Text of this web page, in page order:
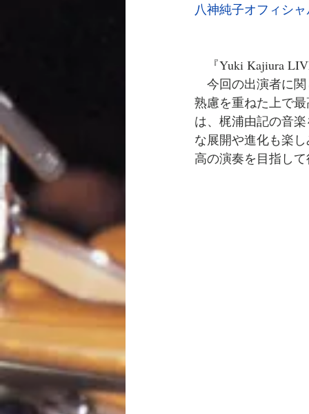
八神純子オフィシ
『Yuki Kajiura
今回の出演者に関
熟慮を重ねた上で
は、梶浦由記の音
な展開や進化も楽
高の演奏を目指し